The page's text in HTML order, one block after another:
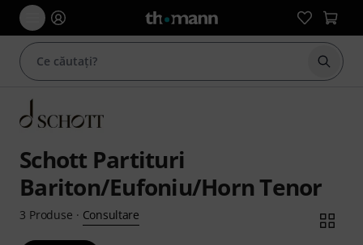
Schott Partituri
Bariton/Eufoniu/Horn Tenor
3 Produse · Consultare